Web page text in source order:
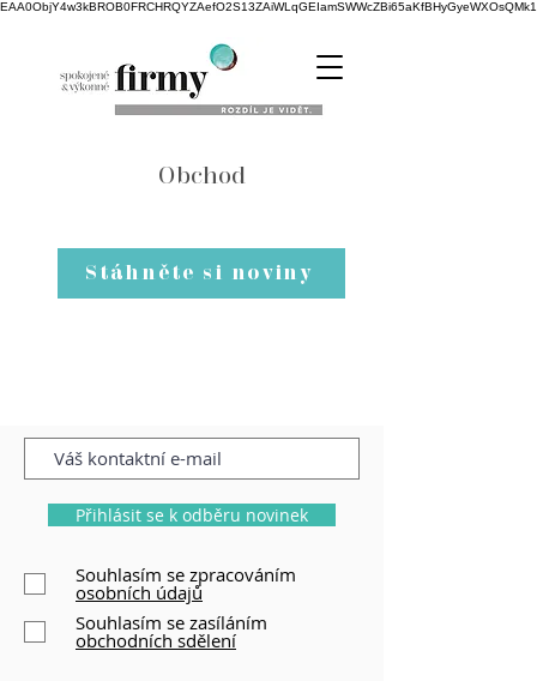
Obchod
Stáhněte si noviny
Přihlásit se k odběru novinek
Souhlasím se zpracováním
osobních údajů
Souhlasím se zasíláním
obchodních sdělení